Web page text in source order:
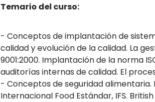
Temario del curso:
- Conceptos de implantación de
calidad y evolución de la calidad. La
9001:2000. Implantación de la norma
auditorías internas de calidad. El
- Conceptos de seguridad alimentaria.
Internacional Food Estándar, IFS.